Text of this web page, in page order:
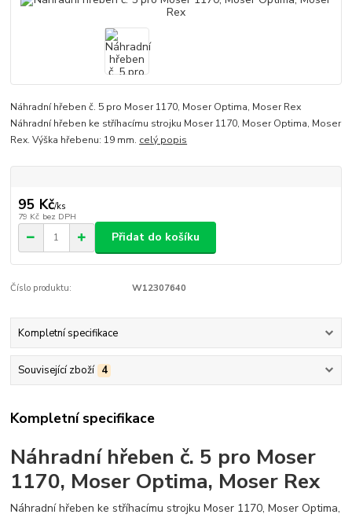
Náhradní hřeben č. 5 pro Moser 1170, Moser Optima, Moser Rex
Náhradní hřeben ke stříhacímu strojku Moser 1170, Moser Optima, Moser
Rex. Výška hřebenu: 19 mm. celý popis
95 Kč/ks
79 Kč bez DPH
Přidat do košíku
Číslo produktu: W12307640
Kompletní specifikace
Související zboží 4
Kompletní specifikace
Náhradní hřeben č. 5 pro Moser
1170, Moser Optima, Moser Rex
Náhradní hřeben ke stříhacímu strojku Moser 1170, Moser Optima,